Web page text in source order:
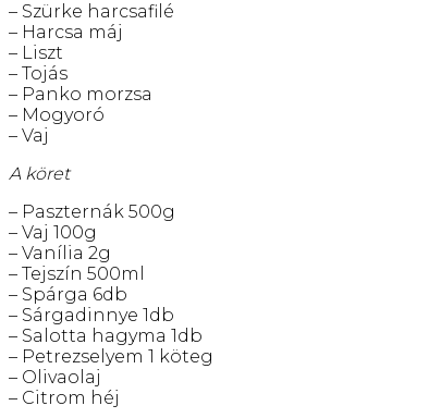
– Szürke harcsafilé
– Harcsa máj
– Liszt
– Tojás
– Panko morzsa
– Mogyoró
– Vaj
A köret
– Paszternák 500g
– Vaj 100g
– Vanília 2g
– Tejszín 500ml
– Spárga 6db
– Sárgadinnye 1db
– Salotta hagyma 1db
– Petrezselyem 1 köteg
– Olivaolaj
– Citrom héj